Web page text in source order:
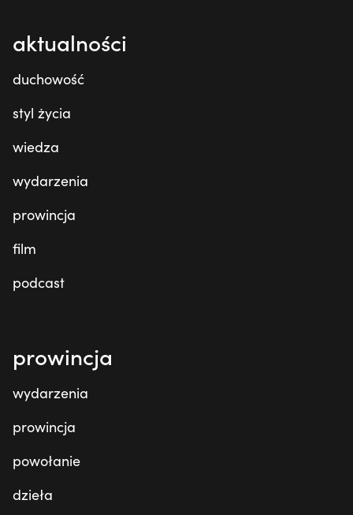
aktualności
duchowość
styl życia
wiedza
wydarzenia
prowincja
film
podcast
prowincja
wydarzenia
prowincja
powołanie
dzieła